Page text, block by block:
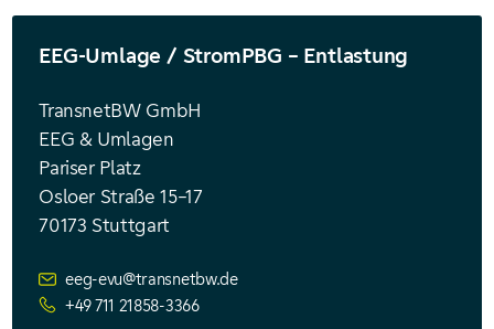
EEG-Umlage / StromPBG – Entlastung
TransnetBW GmbH
EEG & Umlagen
Pariser Platz
Osloer Straße 15–17
70173 Stuttgart
eeg-evu@transnetbw.de
+49 711 21858-3366